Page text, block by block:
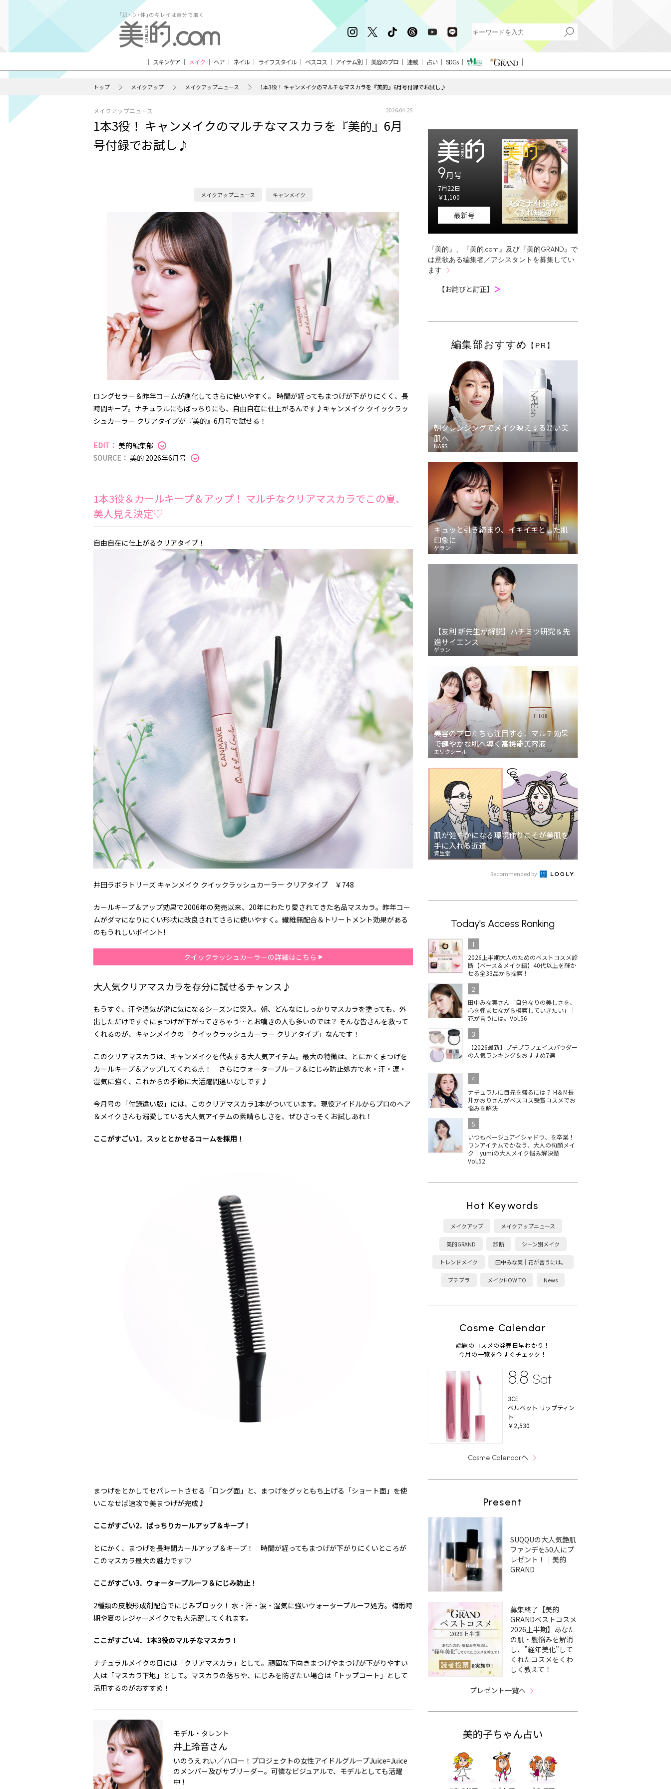
スキンケア メイク ヘア ネイル ライフスタイル ベスコス アイテム別 美容のプロ 連載 占い SDGs
トップ メイクアップ メイクアップニュース 1本3役！ キャンメイクのマルチなマスカラを『美的』6月号付録でお試し♪
メイクアップニュース 2026.04.25
1本3役！ キャンメイクのマルチなマスカラを『美的』6月
号付録でお試し♪
メイクアップニュース キャンメイク
ロングセラー＆昨年コームが進化してさらに使いやすく。 時間が経ってもまつげが下がりにくく、長
時間キープ。ナチュラルにもばっちりにも、自由自在に仕上がるんです♪キャンメイク クイックラッ
シュカーラー クリアタイプが『美的』6月号で試せる！
EDIT： 美的編集部
SOURCE： 美的 2026年6月号
1本3役＆カールキープ＆アップ！ マルチなクリアマスカラでこの夏、
美人見え決定♡
自由自在に仕上がるクリアタイプ！
井田ラボラトリーズ キャンメイク クイックラッシュカーラー クリアタイプ ￥748
カールキープ＆アップ効果で2006年の発売以来、20年にわたり愛されてきた名品マスカラ。昨年コー
ムがダマになりにくい形状に改良されてさらに使いやすく。繊維無配合＆トリートメント効果がある
のもうれしいポイント!
クイックラッシュカーラーの詳細はこちら
大人気クリアマスカラを存分に試せるチャンス♪
もうすぐ、汗や湿気が常に気になるシーズンに突入。朝、どんなにしっかりマスカラを塗っても、外
出しただけですぐにまつげが下がってきちゃう…とお嘆きの人も多いのでは？ そんな皆さんを救って
くれるのが、キャンメイクの「クイックラッシュカーラー クリアタイプ」なんです！
このクリアマスカラは、キャンメイクを代表する大人気アイテム。最大の特徴は、とにかくまつげを
カールキープ＆アップしてくれる点！ さらにウォータープルーフ＆にじみ防止処方で水・汗・涙・
湿気に強く、これからの季節に大活躍間違いなしです♪
今月号の「付録違い版」には、このクリアマスカラ1本がついています。現役アイドルからプロのヘア
＆メイクさんも溺愛している大人気アイテムの素晴らしさを、ぜひさっそくお試しあれ！
ここがすごい1．スッととかせるコームを採用！
まつげをとかしてセパレートさせる「ロング面」と、まつげをグッともち上げる「ショート面」を使
いこなせば速攻で美まつげが完成♪
ここがすごい2．ばっちりカールアップ＆キープ！
とにかく、まつげを長時間カールアップ＆キープ！ 時間が経ってもまつげが下がりにくいところが
このマスカラ最大の魅力です♡
ここがすごい3．ウォータープルーフ＆にじみ防止！
2種類の皮膜形成剤配合でにじみブロック！ 水・汗・涙・湿気に強いウォータープルーフ処方。梅雨時
期や夏のレジャーメイクでも大活躍してくれます。
ここがすごい4．1本3役のマルチなマスカラ！
ナチュラルメイクの日には「クリアマスカラ」として。頑固な下向きまつげやまつげが下がりやすい
人は「マスカラ下地」として。マスカラの落ちや、にじみを防ぎたい場合は「トップコート」として
活用するのがおすすめ！
モデル・タレント
井上玲音さん
いのうえ れい／ハロー！プロジェクトの女性アイドルグループJuice=Juice
のメンバー及びサブリーダー。可憐なビジュアルで、モデルとしても活躍
中！
9月号
7月22日
￥1,100
最新号
『美的』、『美的.com』及び『美的GRAND』で
は意欲ある編集者／アシスタントを募集してい
ます
【お詫びと訂正】 ＞
編集部おすすめ 【PR】
朝クレンジングでメイク映えする潤い美
肌へ
NARS
キュッと引き締まり、イキイキとした肌
印象に
ゲラン
【友利 新先生が解説】ハチミツ研究＆先
進サイエンス
ゲラン
美容のプロたちも注目する、マルチ効果
で健やかな肌へ導く高機能美容液
エリクシール
肌が健やかになる環境作りこそが美肌を
手に入れる近道
資生堂
Recommended by
Today's Access Ranking
1
2026上半期大人のためのベストコスメ診
断【ベース＆メイク編】40代以上を輝か
せる全33品から探索！
2
田中みな実さん「自分なりの美しさを、
心を弾ませながら模索していきたい」｜
花が言うには。Vol.56
3
【2026最新】プチプラフェイスパウダー
の人気ランキング＆おすすめ7選
4
ナチュラルに目元を盛るには？ H＆M長
井かおりさんがベスコス受賞コスメでお
悩みを解決
5
いつもベージュアイシャドウ、を卒業！
ワンアイテムでかなう、大人の旬顔メイ
ク｜yumiの大人メイク悩み解決塾
Vol.52
Hot Keywords
メイクアップ メイクアップニュース
美的GRAND 診断 シーン別メイク
トレンドメイク 田中みな実｜花が言うには。
プチプラ メイクHOW TO News
Cosme Calendar
話題のコスメの発売日早わかり！
今月の一覧を今すぐチェック！
8.8 Sat
3CE
ベルベット リップティン
ト
￥2,530
Cosme Calendarへ
Present
SUQQUの大人気艶肌
ファンデを50人にプ
レゼント！｜美的
GRAND
募集終了【美的
GRANDベストコスメ
2026上半期】あなた
の肌・髪悩みを解消
し、”経年美化”して
くれたコスメをくわ
しく教えて！
プレゼント一覧へ
美的子ちゃん占い